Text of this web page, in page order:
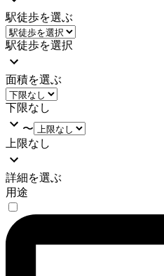
駅徒歩を選ぶ
駅徒歩を選択
面積を選ぶ
下限なし
〜
上限なし
詳細を選ぶ
用途